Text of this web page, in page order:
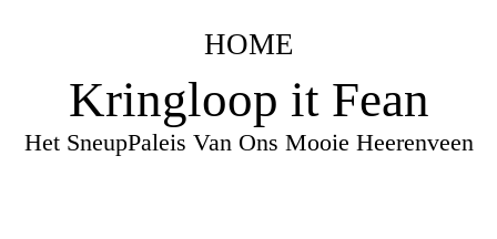
HOME
Kringloop it Fean
Het SneupPaleis Van Ons Mooie Heerenveen